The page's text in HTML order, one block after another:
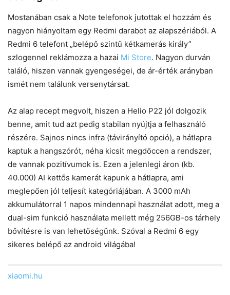
Mostanában csak a Note telefonok jutottak el hozzám és
nagyon hiányoltam egy Redmi darabot az alapszériából. A
Redmi 6 telefont „belépő szintű kétkamerás király”
szlogennel reklámozza a hazai Mi Store. Nagyon durván
találó, hiszen vannak gyengeségei, de ár-érték arányban
ismét nem találunk versenytársat.
Az alap recept megvolt, hiszen a Helio P22 jól dolgozik
benne, amit tud azt pedig stabilan nyújtja a felhasználó
részére. Sajnos nincs infra (távirányító opció), a hátlapra
kaptuk a hangszórót, néha kicsit megdöccen a rendszer,
de vannak pozitívumok is. Ezen a jelenlegi áron (kb.
40.000) AI kettős kamerát kapunk a hátlapra, ami
meglepően jól teljesít kategóriájában. A 3000 mAh
akkumulátorral 1 napos mindennapi használat adott, meg a
dual-sim funkció használata mellett még 256GB-os tárhely
bővítésre is van lehetőségünk. Szóval a Redmi 6 egy
sikeres belépő az android világába!
xiaomi.hu